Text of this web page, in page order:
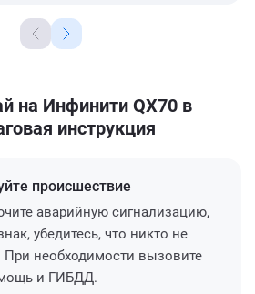
на Инфинити QX70 в
инструкция
происшествие
аварийную сигнализацию,
убедитесь, что никто не
При необходимости вызовите
и ГИБДД.